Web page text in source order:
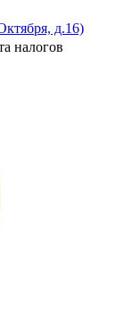
д.16)
налогов